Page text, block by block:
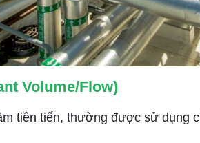
Volume/Flow)
tiên tiến, thường được sử dụng